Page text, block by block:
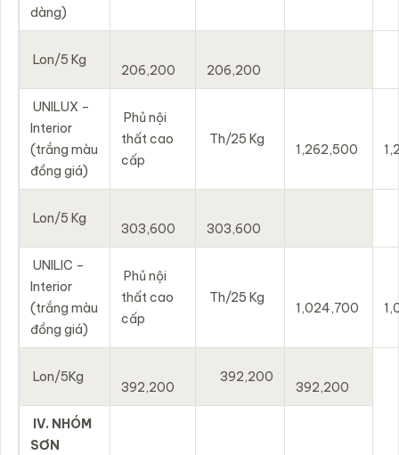
dàng)
Lon/5 Kg
206,200 206,200
UNILUX –
Interior
(trắng màu
đồng giá)
Phủ nội
thất cao
cấp
Th/25 Kg
1,262,500
Lon/5 Kg
303,600 303,600
UNILIC –
Interior
(trắng màu
đồng giá)
Phủ nội
thất cao
cấp
Th/25 Kg
1,024,700
Lon/5Kg
392,200
392,200
392,200
IV. NHÓM
SƠN